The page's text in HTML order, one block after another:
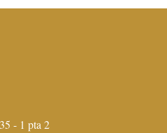
- 1 pta 2